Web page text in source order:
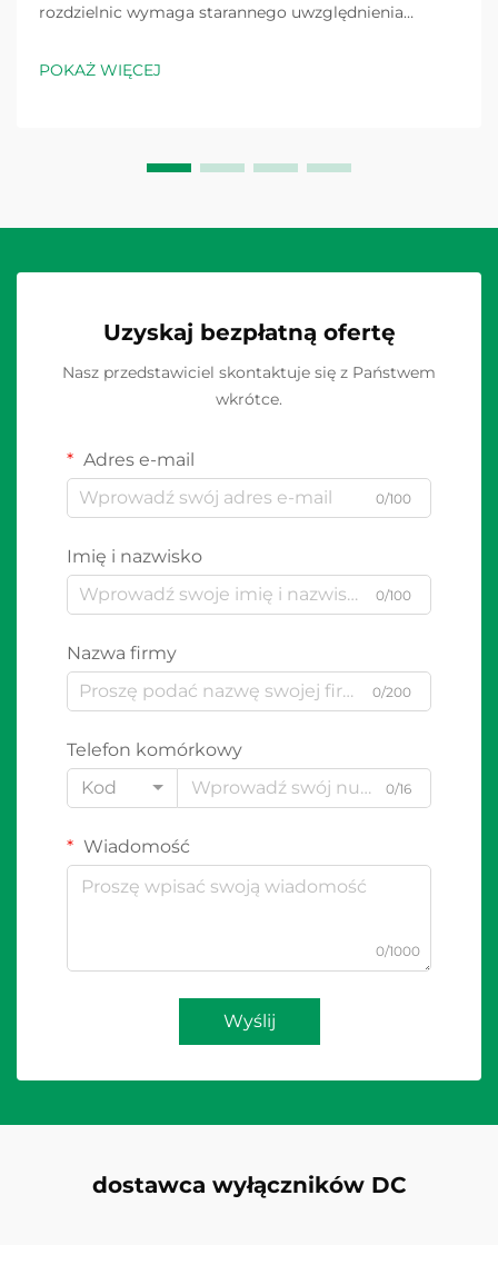
rozdzielnic wymaga starannego uwzględnienia
praktycznych potrzeb montażu. Dobrze
zaprojektowana plastikowa rozdzielnica stanowi
POKAŻ WIĘCEJ
Uzyskaj bezpłatną ofertę
Nasz przedstawiciel skontaktuje się z Państwem
wkrótce.
Adres e-mail
0/100
Imię i nazwisko
0/100
Nazwa firmy
0/200
Telefon komórkowy
Kod
0/16
Wiadomość
0/1000
Wyślij
dostawca wyłączników DC